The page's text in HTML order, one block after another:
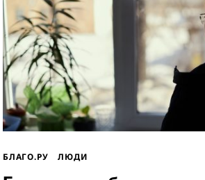
БЛАГО.РУ ЛЮДИ